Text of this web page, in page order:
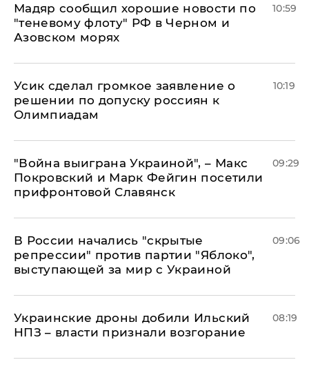
Мадяр сообщил хорошие новости по
"теневому флоту" РФ в Черном и
Азовском морях
10:59
Усик сделал громкое заявление о
решении по допуску россиян к
Олимпиадам
10:19
"Война выиграна Украиной", – Макс
Покровский и Марк Фейгин посетили
прифронтовой Славянск
09:29
В России начались "скрытые
репрессии" против партии "Яблоко",
выступающей за мир с Украиной
09:06
Украинские дроны добили Ильский
НПЗ – власти признали возгорание
08:19